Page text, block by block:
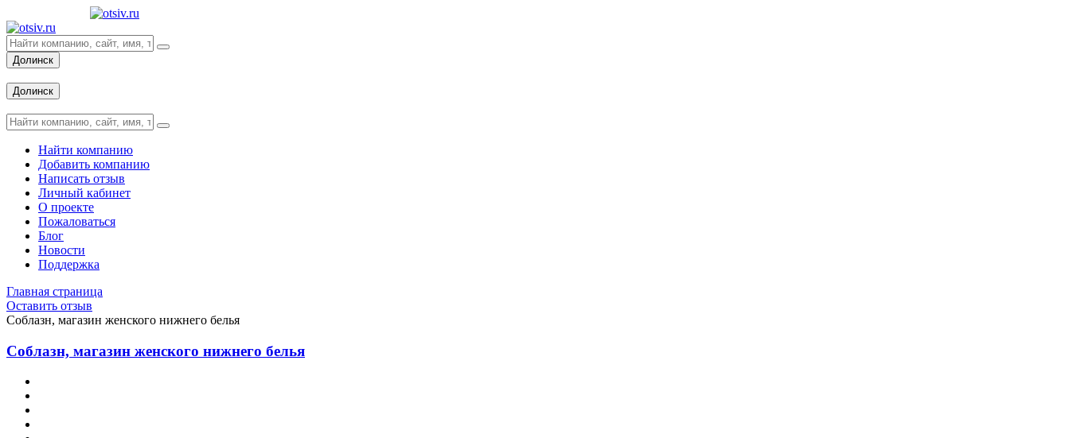
Долинск
Долинск
Найти компанию
Добавить компанию
Написать отзыв
Личный кабинет
О проекте
Пожаловаться
Блог
Новости
Поддержка
Главная страница
Оставить отзыв
Соблазн, магазин женского нижнего белья
Соблазн, магазин женского нижнего белья